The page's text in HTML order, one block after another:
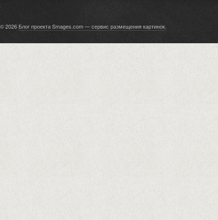
© 2026 Блог проекта Smages.com — сервис размещения картинок.